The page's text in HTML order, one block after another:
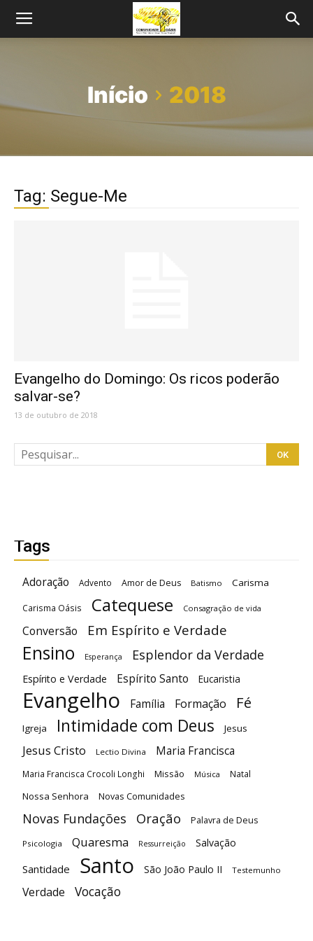
Início 2018
Tag: Segue-Me
Evangelho do Domingo: Os ricos poderão
salvar-se?
13 de outubro de 2018
Tags
Adoração Advento Amor de Deus Batismo Carisma
Carisma Oásis Catequese Consagração de vida
Conversão Em Espírito e Verdade
Ensino Esperança Esplendor da Verdade
Espírito e Verdade Espírito Santo Eucaristia
Evangelho Família Formação Fé
Igreja Intimidade com Deus Jesus
Jesus Cristo Lectio Divina Maria Francisca
Maria Francisca Crocoli Longhi Missão Música Natal
Nossa Senhora Novas Comunidades
Novas Fundações Oração Palavra de Deus
Psicologia Quaresma Ressurreição Salvação
Santidade Santo São João Paulo II Testemunho
Verdade Vocação